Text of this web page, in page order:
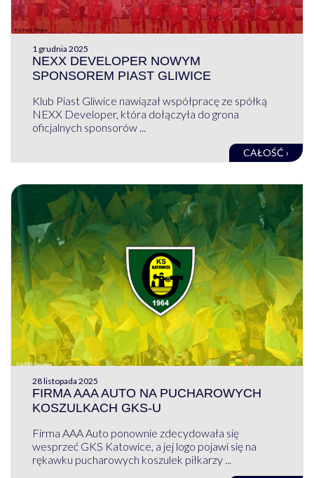
1 grudnia 2025
NEXX DEVELOPER NOWYM
SPONSOREM PIAST GLIWICE
Klub Piast Gliwice nawiązał współpracę ze spółką
NEXX Developer, która dołączyła do grona
oficjalnych sponsorów ...
CAŁOŚĆ ›
28 listopada 2025
FIRMA AAA AUTO NA PUCHAROWYCH
KOSZULKACH GKS-U
Firma AAA Auto ponownie zdecydowała się
wesprzeć GKS Katowice, a jej logo pojawi się na
rękawku pucharowych koszulek piłkarzy ...